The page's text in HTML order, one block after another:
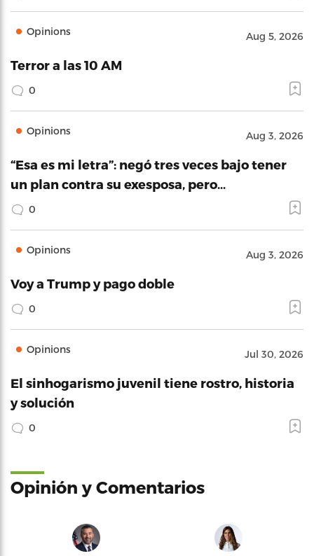
Opinions Aug 5, 2026
Terror a las 10 AM
0
Opinions Aug 3, 2026
“Esa es mi letra”: negó tres veces bajo tener
un plan contra su exesposa, pero…
0
Opinions Aug 3, 2026
Voy a Trump y pago doble
0
Opinions Jul 30, 2026
El sinhogarismo juvenil tiene rostro, historia
y solución
0
Opinión y Comentarios